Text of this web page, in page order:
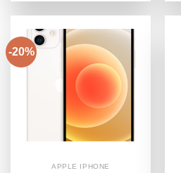
-20%
APPLE IPHONE